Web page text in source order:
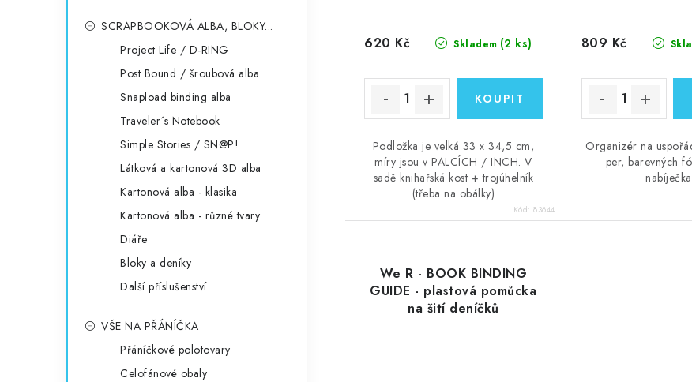
SCRAPBOOKOVÁ ALBA, BLOKY...
Project Life / D-RING
Post Bound / šroubová alba
Snapload binding alba
Traveler´s Notebook
Simple Stories / SN@P!
Látková a kartonová 3D alba
Kartonová alba - klasika
Kartonová alba - různé tvary
Diáře
Bloky a deníky
Další příslušenství
VŠE NA PŘÁNÍČKA
Přáníčkové polotovary
Celofánové obaly
Skladem (2 ks)
620 Kč
Podložka je velká 33 x 34,5 cm,
míry jsou v PALCÍCH / INCH. V
sadě knihařská kost + trojúhelník
(třeba na obálky)
Kód:83644
809 Kč
Organizér na
per, barevných
We R - BOOK BINDING
GUIDE - plastová pomůcka
na šití deníčků